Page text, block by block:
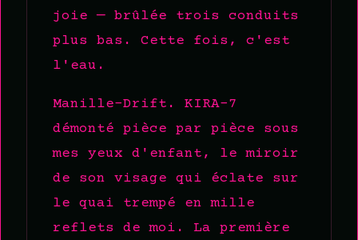
joie — brûlée trois conduits
plus bas. Cette fois, c'est
l'eau.
Manille-Drift. KIRA-7
démonté pièce par pièce sous
mes yeux d'enfant, le miroir
de son visage qui éclate sur
le quai trempé en mille
reflets de moi. La première